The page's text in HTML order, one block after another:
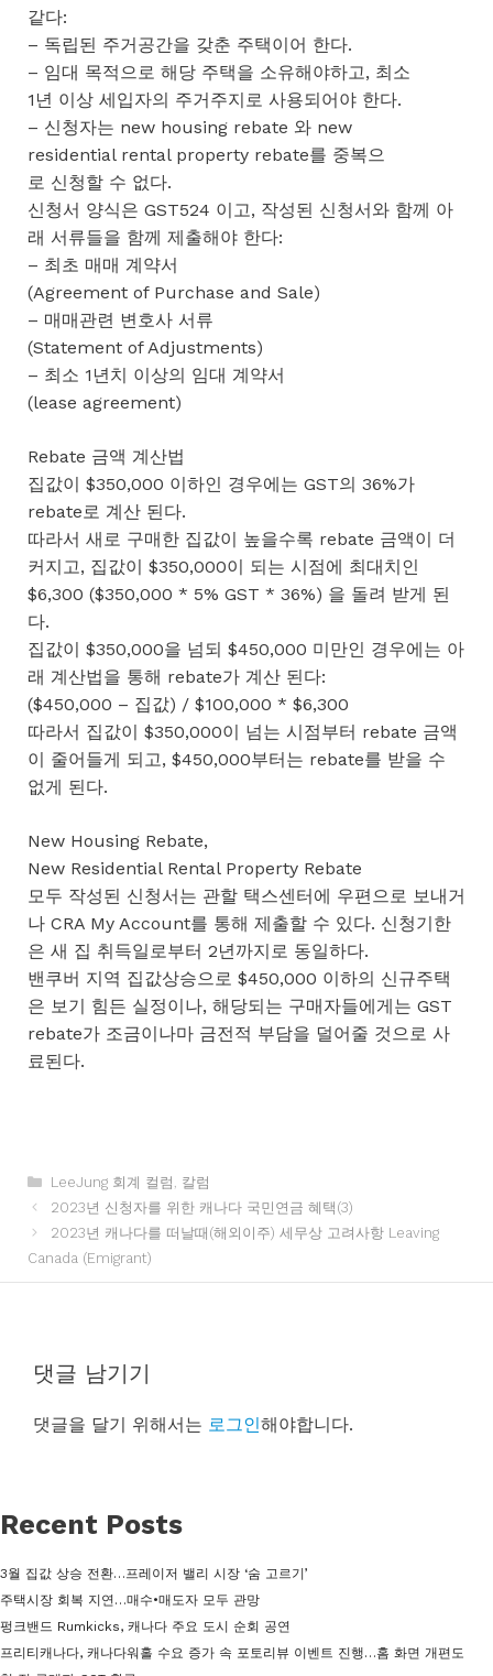
같다:
– 독립된 주거공간을 갖춘 주택이어 한다.
– 임대 목적으로 해당 주택을 소유해야하고, 최소
1년 이상 세입자의 주거주지로 사용되어야 한다.
– 신청자는 new housing rebate 와 new
residential rental property rebate를 중복으
로 신청할 수 없다.
신청서 양식은 GST524 이고, 작성된 신청서와 함께 아
래 서류들을 함께 제출해야 한다:
– 최초 매매 계약서
(Agreement of Purchase and Sale)
– 매매관련 변호사 서류
(Statement of Adjustments)
– 최소 1년치 이상의 임대 계약서
(lease agreement)
Rebate 금액 계산법
집값이 $350,000 이하인 경우에는 GST의 36%가
rebate로 계산 된다.
따라서 새로 구매한 집값이 높을수록 rebate 금액이 더
커지고, 집값이 $350,000이 되는 시점에 최대치인
$6,300 ($350,000 * 5% GST * 36%) 을 돌려 받게 된
다.
집값이 $350,000을 넘되 $450,000 미만인 경우에는 아
래 계산법을 통해 rebate가 계산 된다:
($450,000 – 집값) / $100,000 * $6,300
따라서 집값이 $350,000이 넘는 시점부터 rebate 금액
이 줄어들게 되고, $450,000부터는 rebate를 받을 수
없게 된다.
New Housing Rebate,
New Residential Rental Property Rebate
모두 작성된 신청서는 관할 택스센터에 우편으로 보내거
나 CRA My Account를 통해 제출할 수 있다. 신청기한
은 새 집 취득일로부터 2년까지로 동일하다.
밴쿠버 지역 집값상승으로 $450,000 이하의 신규주택
은 보기 힘든 실정이나, 해당되는 구매자들에게는 GST
rebate가 조금이나마 금전적 부담을 덜어줄 것으로 사
료된다.
카
테
리
LeeJung 회계 컬럼
칼럼
2023년 신청자를 위한 캐나다 국민연금 혜택(3)
2023년 캐나다를 떠날때(해외이주) 세무상 고려사항 Leaving
Canada (Emigrant)
댓글 남기기
댓글을 달기 위해서는 로그인해야합니다.
Recent Posts
3월 집값 상승 전환…프레이저 밸리 시장 ‘숨 고르기’
주택시장 회복 지연…매수•매도자 모두 관망
펑크밴드 Rumkicks, 캐나다 주요 도시 순회 공연
프리티캐나다, 캐나다워홀 수요 증가 속 포토리뷰 이벤트 진행…홈 화면 개편도